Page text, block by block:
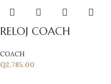
RELOJ COACH
COACH
Q2,785.00